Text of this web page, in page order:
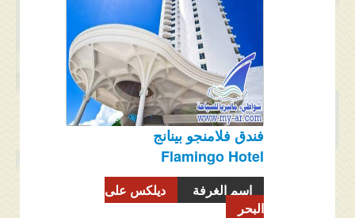
فندق فلامنجو بينانج
Flamingo Hotel
اسم الغرفة
ديلكس على
البحر